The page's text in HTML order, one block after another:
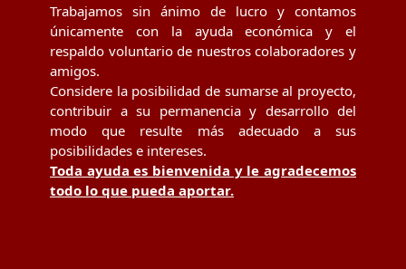
Trabajamos sin ánimo de lucro y contamos
únicamente con la ayuda económica y el
respaldo voluntario de nuestros colaboradores y
amigos.
Considere la posibilidad de sumarse al proyecto,
contribuir a su permanencia y desarrollo del
modo que resulte más adecuado a sus
posibilidades e intereses.
Toda ayuda es bienvenida y le agradecemos
todo lo que pueda aportar.